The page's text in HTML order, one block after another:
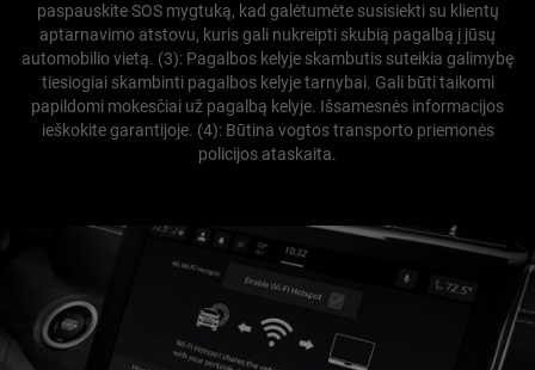
paspauskite SOS mygtuką, kad galėtumėte susisiekti su klientų
aptarnavimo atstovu, kuris gali nukreipti skubią pagalbą į jūsų
automobilio vietą. (3): Pagalbos kelyje skambutis suteikia galimybę
tiesiogiai skambinti pagalbos kelyje tarnybai. Gali būti taikomi
papildomi mokesčiai už pagalbą kelyje. Išsamesnės informacijos
ieškokite garantijoje. (4): Būtina vogtos transporto priemonės
policijos ataskaita.